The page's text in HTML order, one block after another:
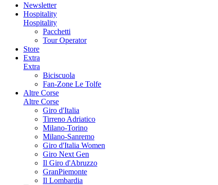
Newsletter
Hospitality
Hospitality
Pacchetti
Tour Operator
Store
Extra
Extra
Biciscuola
Fan-Zone Le Tolfe
Altre Corse
Altre Corse
Giro d'Italia
Tirreno Adriatico
Milano-Torino
Milano-Sanremo
Giro d'Italia Women
Giro Next Gen
Il Giro d'Abruzzo
GranPiemonte
Il Lombardia